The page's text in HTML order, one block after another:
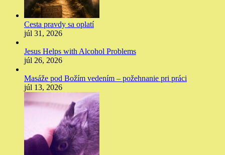
Cesta pravdy sa oplatí
júl 31, 2026
Jesus Helps with Alcohol Problems
júl 26, 2026
Masáže pod Božím vedením – požehnanie pri práci
júl 13, 2026